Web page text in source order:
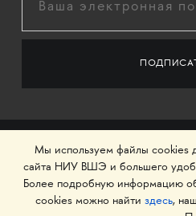
Мы используем файлы cookies
сайта НИУ ВШЭ и большего
Более подробную информацию
cookies можно найти здесь,